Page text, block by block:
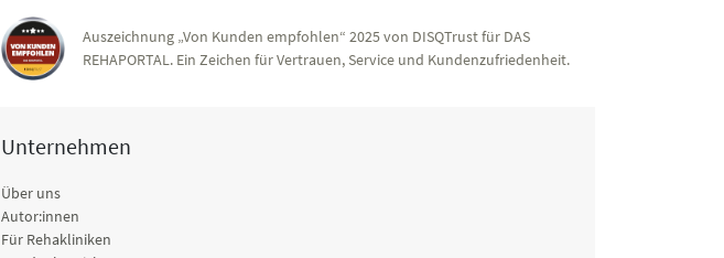
Auszeichnung „Von Kunden empfohlen“ 2025 von DISQTrust für DAS
REHAPORTAL. Ein Zeichen für Vertrauen, Service und Kundenzufriedenheit.
Unternehmen
Über uns
Autor:innen
Für Rehakliniken